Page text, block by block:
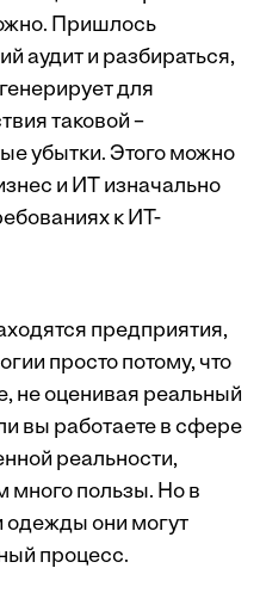
Пришлось
аудит и разбираться,
для
таковой –
убытки. Этого можно
и ИТ изначально
к ИТ-
предприятия,
просто потому, что
не оценивая реальный
вы работаете в сфере
реальности,
много пользы. Но в
одежды они могут
процесс.